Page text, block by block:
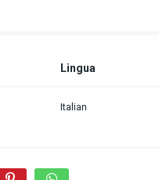
Lingua
Italian